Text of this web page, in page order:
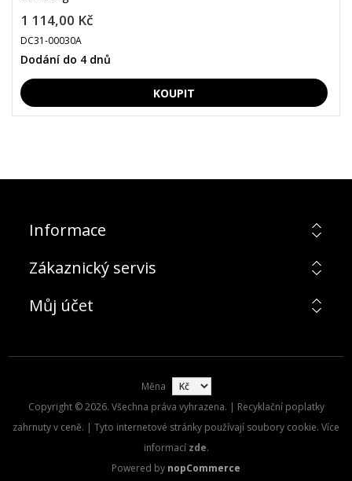
1 114,00 Kč
DC31-00030A
Dodání do 4 dnů
Informace
Zákaznický servis
Můj účet
Měna
Copyright © 2026. Všechna práva vyhrazena. | Recyklační poplatky
zahrnuty v ceně. | Tyto internetové stránky používají soubory cookie. Více
informací zde.
Powered by nopCommerce